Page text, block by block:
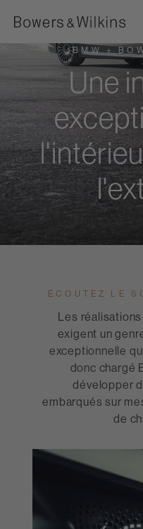
BMW +
Une
ÉCOUTEZ LE
Les
exigent un
exceptionnelle
donc chargé
développer
embarqués sur
de